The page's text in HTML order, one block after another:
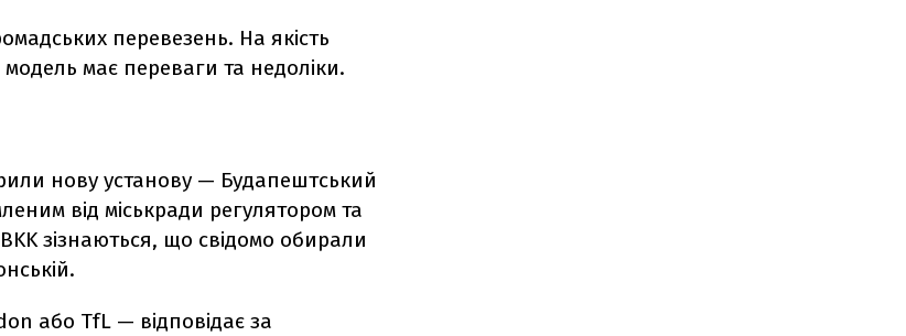
перевезень. На якість
має переваги та недоліки.
нову установу — Будапештський
від міськради регулятором та
зізнаються, що свідомо обирали
або TfL — відповідає за